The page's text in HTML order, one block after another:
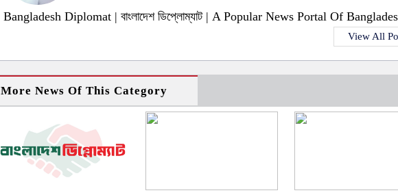
Bangladesh Diplomat | বাংলাদেশ ডিপ্লোম্যাট | A Popular News Portal Of
View All
More News Of This Category